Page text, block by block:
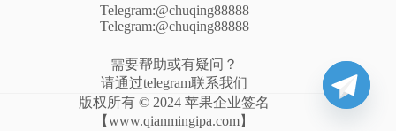
Telegram:@chuqing88888
Telegram:@chuqing88888
需要帮助或有疑问？
请通过telegram联系我们
版权所有 © 2024 苹果企业签名
【www.qianmingipa.com】